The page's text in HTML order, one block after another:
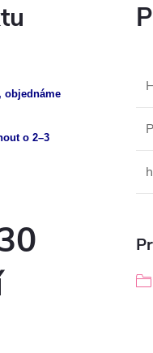
objednáme
o 2–3